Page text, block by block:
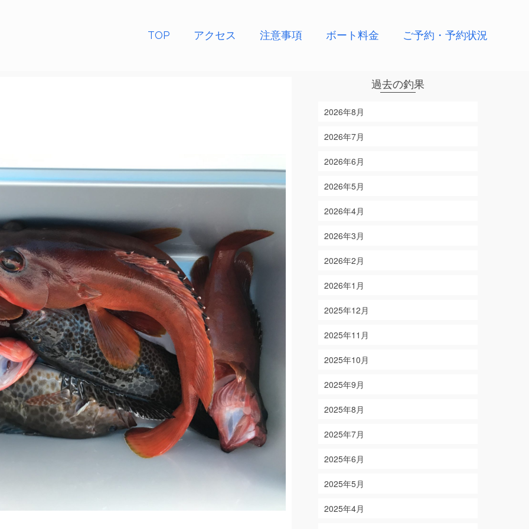
TOP アクセス 注意事項 ボート料金 ご予約・予約状況
過去の釣果
2026年8月
2026年7月
2026年6月
2026年5月
2026年4月
2026年3月
2026年2月
2026年1月
2025年12月
2025年11月
2025年10月
2025年9月
2025年8月
2025年7月
2025年6月
2025年5月
2025年4月